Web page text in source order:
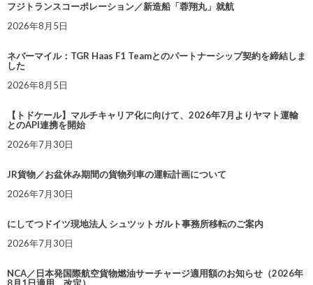
フジトランスコーポレーション／新造船「蓉翔丸」就航
2026年8月5日
ネバーマイル：TGR Haas F1 Teamとのパートナーシップ契約を締結しま
した
2026年8月5日
【トドケール】マルチキャリア化に向けて、2026年7月よりヤマト運輸
とのAPI連携を開始
2026年7月30日
JR貨物／お盆休み期間の貨物列車の運転計画について
2026年7月30日
にしてつドイツ現地法人 シュツットガルト事務所移転のご案内
2026年7月30日
NCA／日本発国際航空貨物燃油サーチャージ適用額のお知らせ（2026年